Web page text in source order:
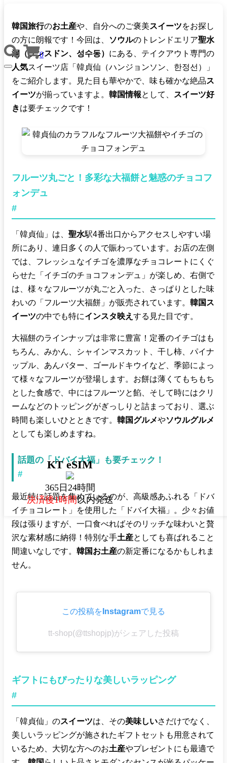
0
TOGGLE
NAVIGATION
KT eSIM
365日24時間
決済後1時間以内発送
韓国旅行のお土産や、自分へのご褒美スイーツをお探し
の方に朗報です！今回は、
ソウルのトレンドエリア聖水
洞（ソンスドン、성수동） にある、テイクアウト専門の
人気スイーツ店「韓貞仙（ハンジョンソン、한정선）」
をご紹介します。見た目も華やかで、味も確かな絶品ス
イーツが揃っていますよ。 韓国情報として、
スイーツ好
きは要チェックです！
フルーツ丸ごと！多彩な大福餅と魅惑のチョコフ
ォンデュ
#
「韓貞仙」は、 聖水駅4番出口からアクセスしやすい場
所にあり、連日多くの人で賑わっています。お店の左側
では、フレッシュなイチゴを濃厚なチョコレートにくぐ
らせた「イチゴのチョコフォンデュ」が楽しめ、右側で
は、様々なフルーツが丸ごと入った、さっぱりとした味
わいの「フルーツ大福餅」が販売されています。 韓国ス
イーツの中でも特にインスタ映え する見た目です。
大福餅のラインナップは非常に豊富！定番のイチゴはも
ちろん、みかん、シャインマスカット、干し柿、パイナ
ップル、あんバター、ゴールドキウイなど、季節によっ
て様々なフルーツが登場します。お餅は薄くてもちもち
とした食感で、中にはフルーツと餡、そして時にはクリ
ームなどのトッピングがぎっしりと詰まっており、選ぶ
時間も楽しいひとときです。 韓国グルメやソウルグルメ
としても楽しめますね。
話題の「ドバイ大福」も要チェック！
#
最近特に話題を集めているのが、高級感あふれる「ドバ
イチョコレート」を使用した「ドバイ大福」。少々お値
段は張りますが、一口食べればそのリッチな味わいと贅
沢な素材感に納得！特別な手土産としても喜ばれること
間違いなしです。 韓国お土産の新定番になるかもしれま
せん。
この投稿をInstagramで見る
tt-shop(@ttshopjp)がシェアした投稿
ギフトにもぴったりな美しいラッピング
#
「韓貞仙」のスイーツは、その美味しいさだけでなく、
美しいラッピングが施されたギフトセットも用意されて
いるため、大切な方へのお土産やプレゼントにも最適で